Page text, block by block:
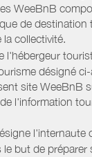
WeeBnB
de destination
collectivité.
l'hébergeur
désigné
site WeeBnB
l'information
l'internaute
but de préparer